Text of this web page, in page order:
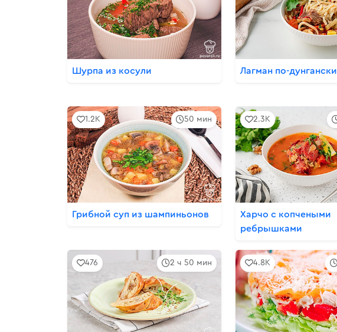
Шурпа из косули Лагман по-дунгански
50 мин
1.2K
Грибной суп из шампиньонов
2.3K
Харчо с копчеными
ребрышками
2 ч 50 мин
476 4.8K